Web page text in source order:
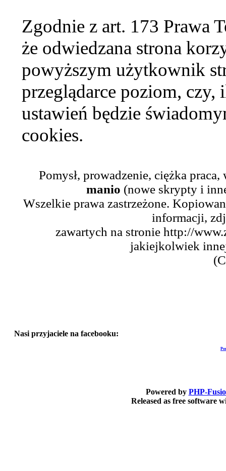
Zgodnie z art. 173 Prawa
że odwiedzana strona
powyższym użytkownik
przeglądarce poziom,
ustawień będzie
cookies.
Pomysł, prowadzenie, ciężka
manio (nowe skrypty i
Wszelkie prawa zastrzeżone.
informacji,
zawartych na stronie http://
jakiejkolwiek
Nasi przyjaciele na facebooku:
Powered by PHP-
Released as free software